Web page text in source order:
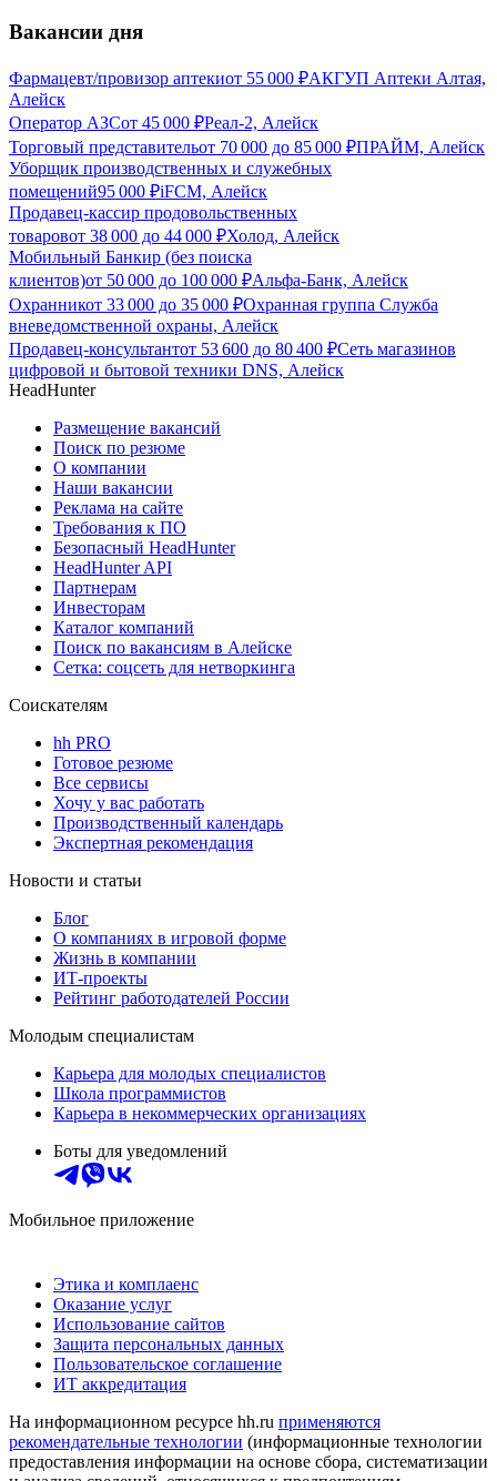
Вакансии дня
Фармацевт/провизор аптекиот 55 000 ₽АКГУП Аптеки Алтая,
Алейск
Оператор АЗСот 45 000 ₽Реал-2, Алейск
Торговый представительот 70 000 до 85 000 ₽ПРАЙМ, Алейск
Уборщик производственных и служебных
помещений95 000 ₽iFCM, Алейск
Продавец-кассир продовольственных
товаровот 38 000 до 44 000 ₽Холод, Алейск
Мобильный Банкир (без поиска
клиентов)от 50 000 до 100 000 ₽Альфа-Банк, Алейск
Охранникот 33 000 до 35 000 ₽Охранная группа Служба
вневедомственной охраны, Алейск
Продавец-консультантот 53 600 до 80 400 ₽Сеть магазинов
цифровой и бытовой техники DNS, Алейск
HeadHunter
Размещение вакансий
Поиск по резюме
О компании
Наши вакансии
Реклама на сайте
Требования к ПО
Безопасный HeadHunter
HeadHunter API
Партнерам
Инвесторам
Каталог компаний
Поиск по вакансиям в Алейске
Сетка: соцсеть для нетворкинга
Соискателям
hh PRO
Готовое резюме
Все сервисы
Хочу у вас работать
Производственный календарь
Экспертная рекомендация
Новости и статьи
Блог
О компаниях в игровой форме
Жизнь в компании
ИТ-проекты
Рейтинг работодателей России
Молодым специалистам
Карьера для молодых специалистов
Школа программистов
Карьера в некоммерческих организациях
Боты для уведомлений
Мобильное приложение
Этика и комплаенс
Оказание услуг
Использование сайтов
Защита персональных данных
Пользовательское соглашение
ИТ аккредитация
На информационном ресурсе hh.ru применяются
рекомендательные технологии (информационные технологии
предоставления информации на основе сбора, систематизации